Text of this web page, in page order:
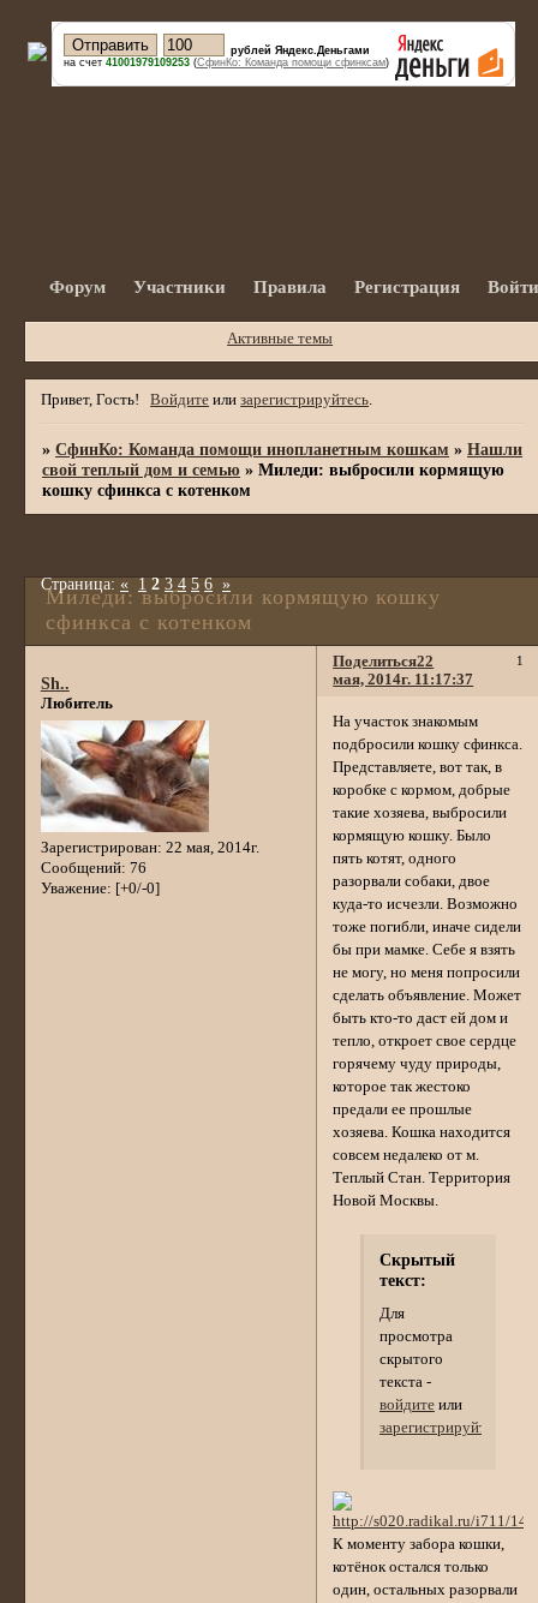
рублей Яндекс.Деньгами
на счет 41001979109253 (СфинКо: Команда помощи сфинксам)
Форум Участники Правила Регистрация
Активные темы
Привет, Гость! Войдите илизарегистрируйтесь.
»СфинКо: Команда помощи инопланетным кошкам »Нашли
свой теплый дом и семью »Миледи: выбросили кормящую
кошку сфинкса с котенком
Миледи: выбросили кормящую кошку
сфинкса с котенком
Страница:« 1 2 3 4 5 6 »
Поделиться 1
22
мая, 2014г. 11:17:37
Sh..
Любитель
Зарегистрирован: 22 мая, 2014г.
Сообщений: 76
Уважение: [+0/-0]
На участок знакомым
подбросили кошку сфинкса.
Представляете, вот так, в
коробке с кормом, добрые
такие хозяева, выбросили
кормящую кошку. Было
пять котят, одного
разорвали собаки, двое
куда-то исчезли. Возможно
тоже погибли, иначе сидели
бы при мамке. Себе я взять
не могу, но меня попросили
сделать объявление. Может
быть кто-то даст ей дом и
тепло, откроет свое сердце
горячему чуду природы,
которое так жестоко
предали ее прошлые
хозяева. Кошка находится
совсем недалеко от м.
Теплый Стан. Территория
Новой Москвы.
Скрытый
текст:
Для
просмотра
скрытого
текста -
войдитеили
зарегистрируйтесь
К моменту забора кошки,
котёнок остался только
один, остальных разорвали